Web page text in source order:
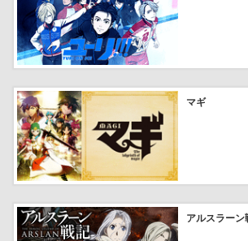
マギ
アルスラーン